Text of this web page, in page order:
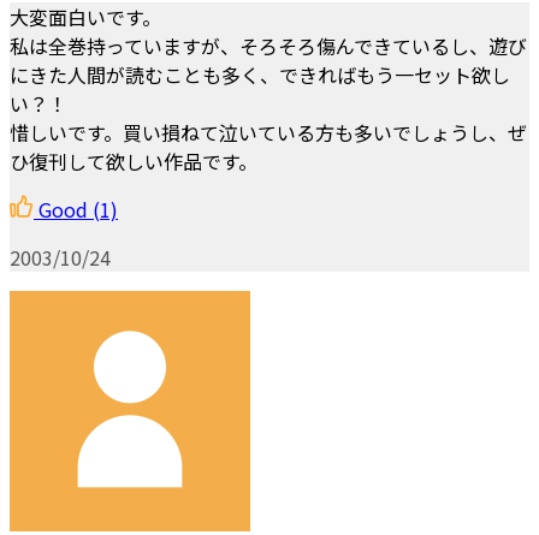
大変面白いです。
私は全巻持っていますが、そろそろ傷んできているし、遊び
にきた人間が読むことも多く、できればもう一セット欲し
い？！
惜しいです。買い損ねて泣いている方も多いでしょうし、ぜ
ひ復刊して欲しい作品です。
Good (1)
2003/10/24